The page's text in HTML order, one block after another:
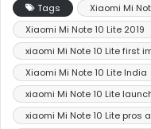
Tags
Xiaomi Mi
Xiaomi Mi Note 10 Lite 2019
xiaomi Mi Note 10 Lite first
Xiaomi Mi Note 10 Lite India
xiaomi Mi Note 10 Lite
xiaomi Mi Note 10 Lite pros